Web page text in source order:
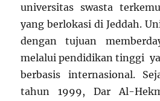
universitas swasta
yang berlokasi di Jeddah.
dengan tujuan
melalui pendidikan tinggi
berbasis internasional.
tahun 1999, Dar Al-